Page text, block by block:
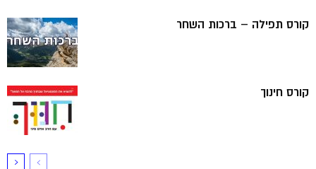
קורס תפילה – ברכות השחר
קורס חינוך